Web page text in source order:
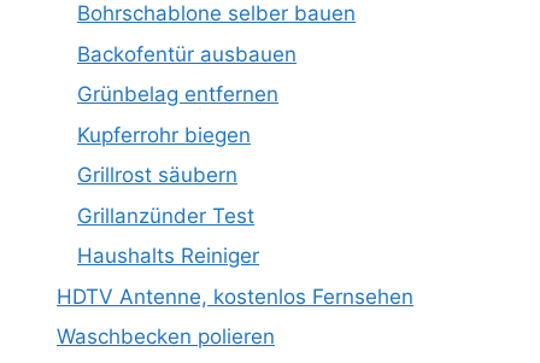
Bohrschablone selber bauen
Backofentür ausbauen
Grünbelag entfernen
Kupferrohr biegen
Grillrost säubern
Grillanzünder Test
Haushalts Reiniger
HDTV Antenne, kostenlos Fernsehen
Waschbecken polieren